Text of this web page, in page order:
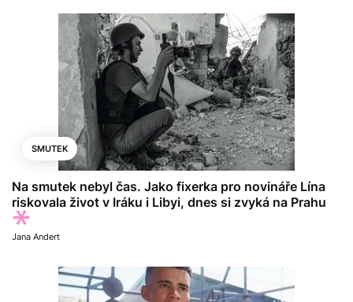
SMUTEK
Na smutek nebyl čas. Jako fixerka pro novináře Lína
riskovala život v Iráku i Libyi, dnes si zvyká na Prahu
Jana Andert